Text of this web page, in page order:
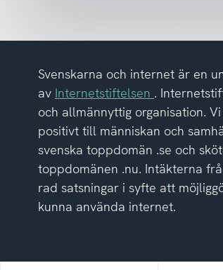
integritetspolicyn
Svenskarna och internet är en
av Internetstiftelsen .
och allmännyttig organisation.
positivt till människan och
svenska toppdomän .se och
toppdomänen .nu. Intäkterna
rad satsningar i syfte att
kunna använda internet.